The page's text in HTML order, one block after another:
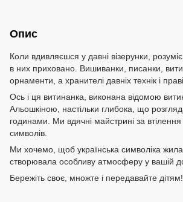
Опис
Коли вдивляєшся у давні візерунки,
в них приховано. Вишиванки, писанки,
орнаменти, а хранителі давніх технік і
Ось і ця витинанка, виконана відомою
Альошкіною, настільки глибока, що
годинами. Ми вдячні майстрині за
символів.
Ми хочемо, щоб українська символіка жила
створювала особливу атмосферу у вашій
Бережіть своє, множте і передавайте дітям!